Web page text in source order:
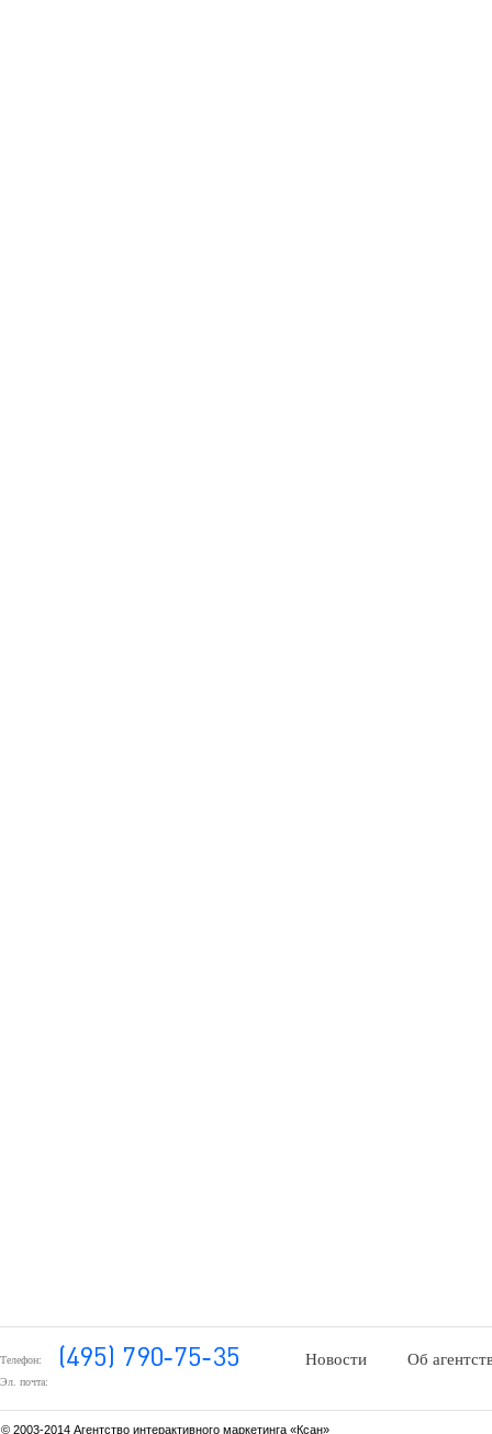
Телефон:
Эл. почта:
Новости Об
© 2003-2014 Агентство интерактивного маркетинга «Ксан»